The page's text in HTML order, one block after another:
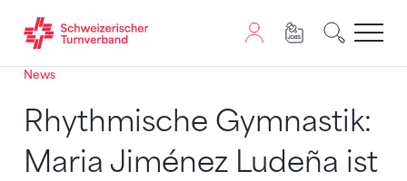
Zum Inhalt springen
Zur Sitemap navigieren
Zum Navigieren dieser Seite wird JavaScript benötigt.
News
Rhythmische Gymnastik:
Maria Jiménez Ludeña ist